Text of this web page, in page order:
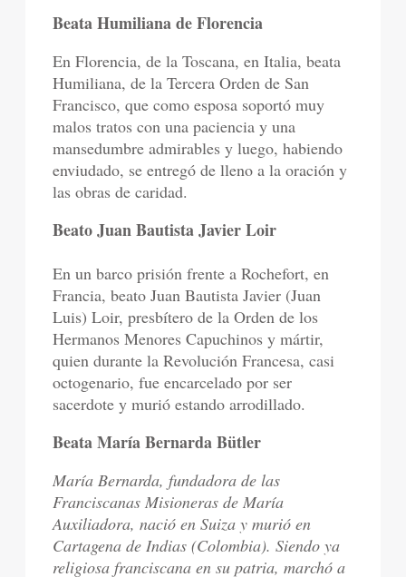
Beata Humiliana de Florencia
En Florencia, de la Toscana, en Italia, beata
Humiliana, de la Tercera Orden de San
Francisco, que como esposa soportó muy
malos tratos con una paciencia y una
mansedumbre admirables y luego, habiendo
enviudado, se entregó de lleno a la oración y
las obras de caridad.
Beato Juan Bautista Javier Loir
En un barco prisión frente a Rochefort, en
Francia, beato Juan Bautista Javier (Juan
Luis) Loir, presbítero de la Orden de los
Hermanos Menores Capuchinos y mártir,
quien durante la Revolución Francesa, casi
octogenario, fue encarcelado por ser
sacerdote y murió estando arrodillado.
Beata María Bernarda Bütler
María Bernarda, fundadora de las
Franciscanas Misioneras de María
Auxiliadora, nació en Suiza y murió en
Cartagena de Indias (Colombia). Siendo ya
religiosa franciscana en su patria, marchó a